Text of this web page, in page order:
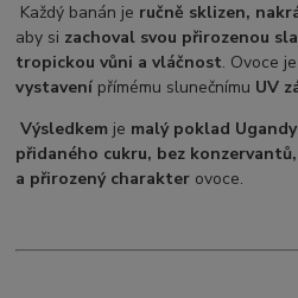
Každý banán je ručně sklizen,
aby si zachoval svou přirozenou
tropickou vůni a vláčnost. Ovoce
vystavení přímému slunečnímu UV
Výsledkem je malý poklad Ugandy
přidaného cukru, bez
a přirozený charakter ovoce.